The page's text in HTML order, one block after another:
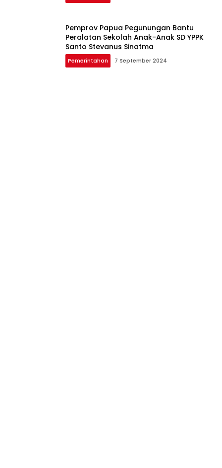
Pemprov Papua Pegunungan Bantu
Peralatan Sekolah Anak-Anak SD YPPK
Santo Stevanus Sinatma
Pemerintahan 7 September 2024